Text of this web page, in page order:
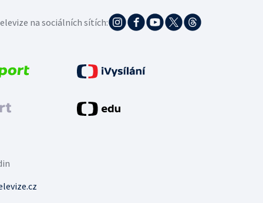
na sociálních sítích: